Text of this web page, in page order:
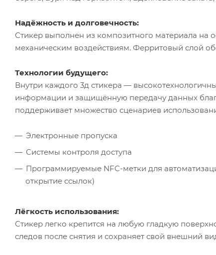
Надёжность и долговечность:
Стикер выполнен из композитного материала на
механическим воздействиям. Ферритовый слой
Технологии будущего:
Внутри каждого 3д стикера —
информации и защищённую передачу данных
поддерживает множество сценариев
Электронные пропуска
Системы контроля доступа
Программируемые NFC-метки для
открытие ссылок)
Лёгкость использования:
Стикер легко крепится на любую гладкую
следов после снятия и сохраняет свой внешний